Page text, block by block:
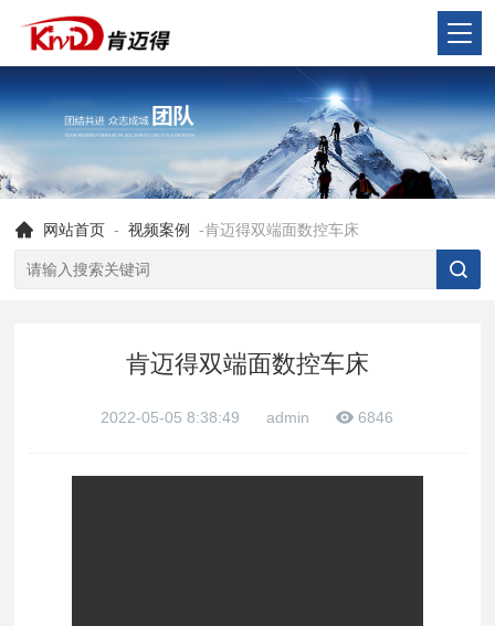
网站首页 - 视频案例 -肯迈得双端面数控车床
肯迈得双端面数控车床
2022-05-05 8:38:49 admin 6846